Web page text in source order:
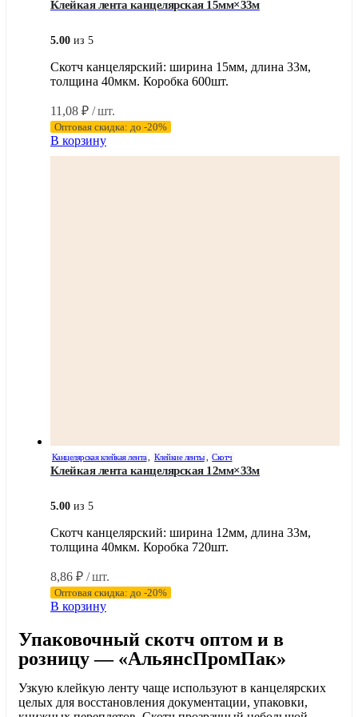
Клейкая лента канцелярская 15мм×33м
5.00 из 5
Скотч канцелярский: ширина 15мм, длина 33м,
толщина 40мкм. Коробка 600шт.
11,08 ₽ / шт.
Оптовая скидка: до -20%
В корзину
Канцелярская клейкая лента, Клейкие ленты, Скотч
Клейкая лента канцелярская 12мм×33м
5.00 из 5
Скотч канцелярский: ширина 12мм, длина 33м,
толщина 40мкм. Коробка 720шт.
8,86 ₽ / шт.
Оптовая скидка: до -20%
В корзину
Упаковочный скотч оптом и в
розницу — «АльянсПромПак»
Узкую клейкую ленту чаще используют в канцелярских
целых для восстановления документации, упаковки,